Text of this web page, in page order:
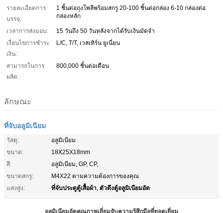
รายละเอียดการ
บรรจุ:
1 ชิ้นต่อถุงโพลีพร้อมสกรู 20-100 ชิ้นต่อกล่อง 6-10 กล่องต่อ
กล่องหลัก
เวลาการส่งมอบ:
15 วันถึง 50 วันหลังจากได้รับเงินมัดจำ
เงื่อนไขการชำระ
เงิน:
L/C, T/T, เวสเทิร์น ยูเนี่ยน
สามารถในการ
ผลิต:
800,000 ชิ้นต่อเดือน
ลักษณะ
ที่จับอลูมิเนียม
วัสดุ:
อลูมิเนียม
ขนาด:
18X25X18mm
สี:
อลูมิเนียม, GP, CP,
ขนาดสกรู:
M4X22 ตามความต้องการของคุณ
แสงสูง:
ที่จับประตูตู้เสื้อผ้า, ตัวดึงตู้อลูมิเนียมอัด
อลูมิเนียมอัดคุณภาพเยี่ยมจับความรู้สึกมือที่ยอดเยี่ยม